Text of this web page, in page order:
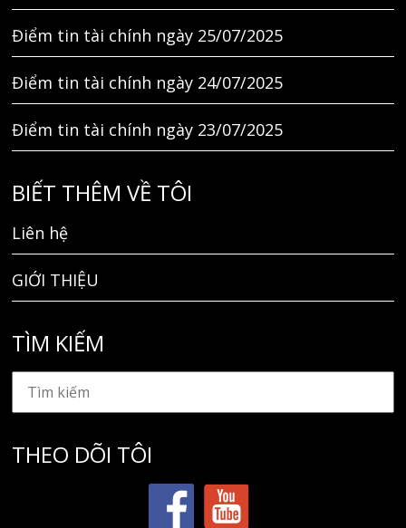
Điểm tin tài chính ngày 25/07/2025
Điểm tin tài chính ngày 24/07/2025
Điểm tin tài chính ngày 23/07/2025
BIẾT THÊM VỀ TÔI
Liên hệ
GIỚI THIỆU
TÌM KIẾM
THEO DÕI TÔI